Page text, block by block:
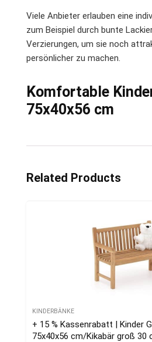
Viele Anbieter erlauben eine
zum Beispiel durch bunte
Verzierungen, um sie noch
persönlicher zu machen.
Komfortable
75x40x56 cm
Related Products
KINDERBÄNKE
+ 15 % Kassenrabatt | Kinder
75x40x56 cm/Kikabär groß 30